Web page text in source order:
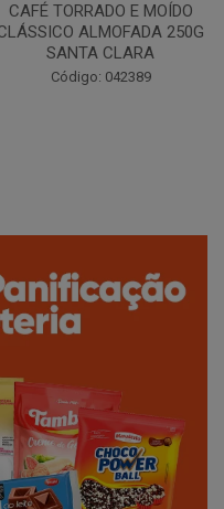
Copo Plástico Branco 180ml
Pacote c/100 - Cristalcopo
Código: 031413